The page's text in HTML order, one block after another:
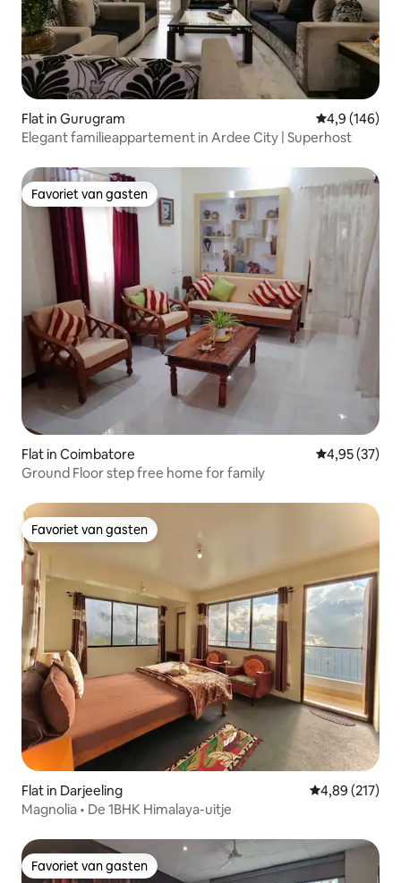
Flat in Gurugram Gemiddelde
4,9 (146)
Elegant familieappartement in Ardee City | Superhost
Favoriet van gasten
Favoriet van gasten
Flat in Coimbatore Gemiddelde
4,95 (37)
Ground Floor step free home for family
Favoriet van gasten
Favoriet van gasten
Flat in Darjeeling Gemiddelde
4,89 (217)
Magnolia • De 1BHK Himalaya-uitje
Favoriet van gasten
Favoriet van gasten